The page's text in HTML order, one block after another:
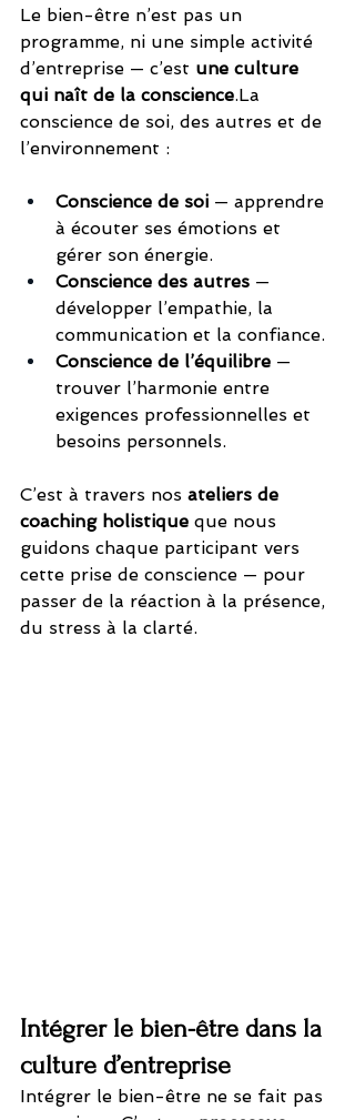
Le bien-être n’est pas un
programme, ni une simple activité
d’entreprise — c’est une culture
qui naît de la conscience.La
conscience de soi, des autres et de
l’environnement :
Conscience de soi — apprendre
à écouter ses émotions et
gérer son énergie.
Conscience des autres —
développer l’empathie, la
communication et la confiance.
Conscience de l’équilibre —
trouver l’harmonie entre
exigences professionnelles et
besoins personnels.
C’est à travers nos ateliers de
coaching holistique que nous
guidons chaque participant vers
cette prise de conscience — pour
passer de la réaction à la présence,
du stress à la clarté.
Intégrer le bien-être dans la
culture d’entreprise
Intégrer le bien-être ne se fait pas